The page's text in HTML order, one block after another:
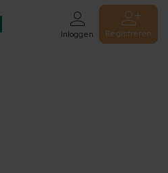
Inloggen Registreren